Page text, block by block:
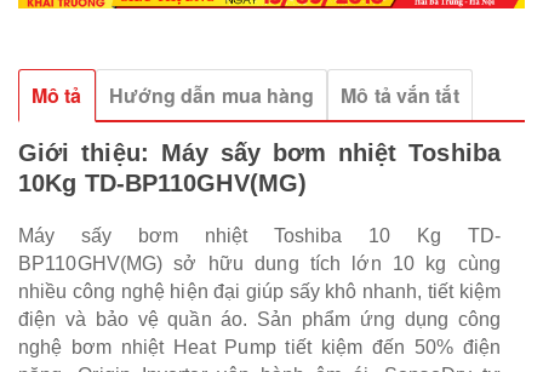
Mô tả Hướng dẫn mua hàng Mô tả vắn tắt
Giới thiệu: Máy sấy bơm nhiệt Toshiba
10Kg TD-BP110GHV(MG)
Máy sấy bơm nhiệt Toshiba 10 Kg TD-
BP110GHV(MG) sở hữu dung tích lớn 10 kg cùng
nhiều công nghệ hiện đại giúp sấy khô nhanh, tiết kiệm
điện và bảo vệ quần áo. Sản phẩm ứng dụng công
nghệ bơm nhiệt Heat Pump tiết kiệm đến 50% điện